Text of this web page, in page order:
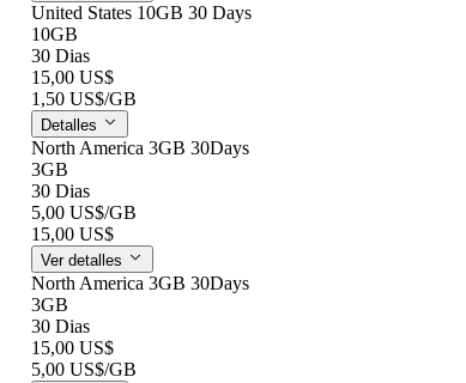
United States 10GB 30 Days
10GB
30 Dias
15,00 US$
1,50 US$/GB
Detalles
North America 3GB 30Days
3GB
30 Dias
5,00 US$/GB
15,00 US$
Ver detalles
North America 3GB 30Days
3GB
30 Dias
15,00 US$
5,00 US$/GB